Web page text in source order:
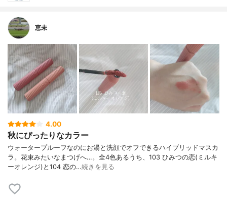
恵未
4.00
秋にぴったりなカラー
ウォータープルーフなのにお湯と洗顔でオフできるハイブリッドマスカ
ラ。花束みたいなまつげへ…。全4色あるうち、103 ひみつの恋(ミルキ
ーオレンジ)と104 恋の…続きを見る